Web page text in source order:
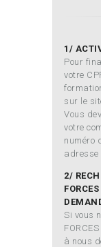
1/
Pour
votre
sur le
Vous
votre
numéro
adresse
2/
Si vous
à nous